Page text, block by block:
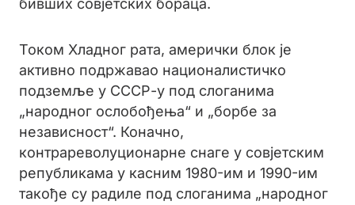
бивших совјетских бораца.
Током Хладног рата, амерички блок је
активно подржавао националистичко
подземље у СССР-у под слоганима
„народног ослобођења“ и „борбе за
независност“. Коначно,
контрареволуционарне снаге у совјетским
републикама у касним 1980-им и 1990-им
такође су радиле под слоганима „народног